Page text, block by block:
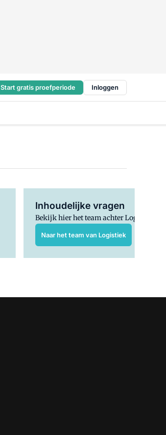
Start gratis proefperiode Inloggen
Inhoudelijke vragen
Bekijk hier het team achter Logistiek.
Naar het team van Logistiek